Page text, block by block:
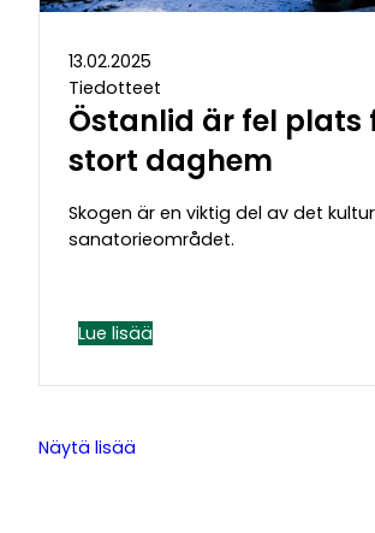
13.02.2025
Tiedotteet
Östanlid är fel plats
stort daghem
Skogen är en viktig del av det
sanatorieområdet.
Lue lisää
Näytä lisää